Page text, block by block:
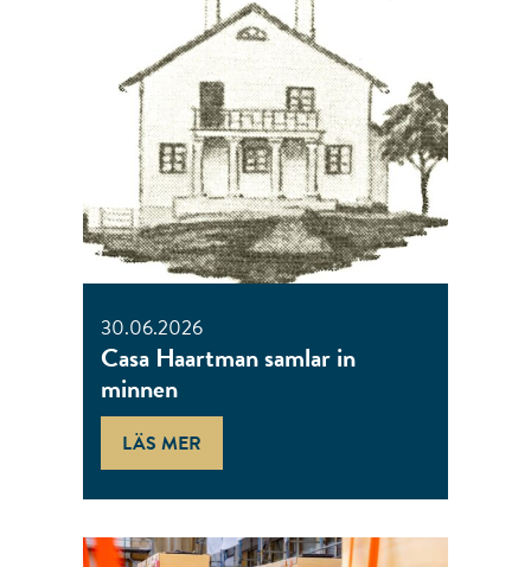
30.06.2026
Casa Haartman samlar in
minnen
LÄS MER